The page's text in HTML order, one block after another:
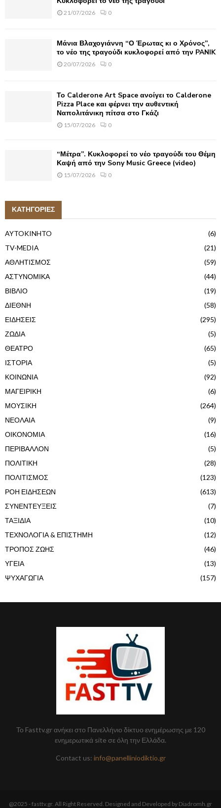
21/07/2026 0
Μάνια Βλαχογιάννη “Ο Έρωτας κι ο Χρόνος”,
το νέο της τραγούδι κυκλοφορεί από την PANIK
20/07/2026 0
Το Calderone Art Space ανοίγει το Calderone
Pizza Place και φέρνει την αυθεντική
Ναπολιτάνικη πίτσα στο Γκάζι
15/07/2026 0
“Μέτρα”. Κυκλοφορεί το νέο τραγούδι του Θέμη
Καψή από την Sony Music Greece (video)
15/07/2026 0
ΚΑΤΗΓΟΡΙΕΣ
AYTOKINHTO
(6)
TV-MEDIA
(21)
ΑΘΛΗΤΙΣΜΟΣ
(59)
ΑΣΤΥΝΟΜΙΚΑ
(44)
ΒΙΒΛΙΟ
(19)
ΔΙΕΘΝΗ
(58)
ΕΙΔΗΣΕΙΣ
(295)
ΖΩΔΙΑ
(5)
ΘΕΑΤΡΟ
(65)
ΙΣΤΟΡΙΑ
(5)
ΚΟΙΝΩΝΙΑ
(92)
ΜΑΓΕΙΡΙΚΗ
(6)
ΜΟΥΣΙΚΗ
(264)
ΝΕΟΛΑΙΑ
(9)
ΟΙΚΟΝΟΜΙΑ
(16)
ΠΕΡΙΒΑΛΛΟΝ
(5)
ΠΟΛΙΤΙΚΗ
(28)
ΠΟΛΙΤΙΣΜΟΣ
(123)
ΡΟΗ ΕΙΔΗΣΕΩΝ
(613)
ΣΥΝΕΝΤΕΥΞΕΙΣ
(7)
ΤΑΞΙΔΙΑ
(10)
ΤΕΧΝΟΛΟΓΙΑ & ΕΠΙΣΤΗΜΗ
(12)
ΤΡΟΠΟΣ ΖΩΗΣ
(46)
ΥΓΕΙΑ
(13)
ΨΥΧΑΓΩΓΙΑ
(157)
Το Fasttv.gr ανήκει στο Πανελλήνιο δίκτυο ενημέρωσης με 120
ενημερωτικά site σε όλη την Ελλάδα.
Contact us: info@panelliniodiktio.gr
@2025 - fasttv.gr. All Right Reserved. Designed and Developed by Diadromh.gr